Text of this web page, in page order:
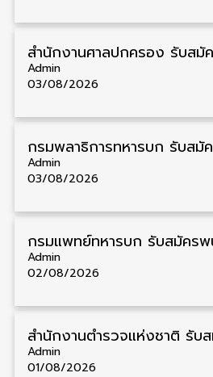
Admin
03/08/2026
Admin
03/08/2026
Admin
02/08/2026
Admin
01/08/2026